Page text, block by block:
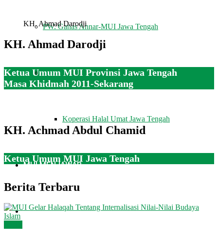
PW. Ganas Annar-MUI Jawa Tengah
PINBAS-MUI Jawa Tengah
Koperasi Halal Umat Jawa Tengah
MUI MENJAWAB
KHUTBAH
KH. Ahmad Darodji
KH. Ahmad Darodji
Ketua Umum MUI Provinsi Jawa Tengah
Masa Khidmah 2011-Sekarang
KH. Achmad Abdul Chamid
Ketua Umum MUI Jawa Tengah
Berita Terbaru